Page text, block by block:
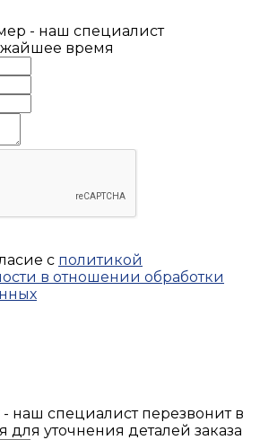
- наш специалист
время
с политикой
в отношении обработки
наш специалист перезвонит в
уточнения деталей заказа